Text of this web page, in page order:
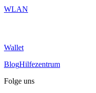
WLAN
Wallet
BlogHilfezentrum
Folge uns